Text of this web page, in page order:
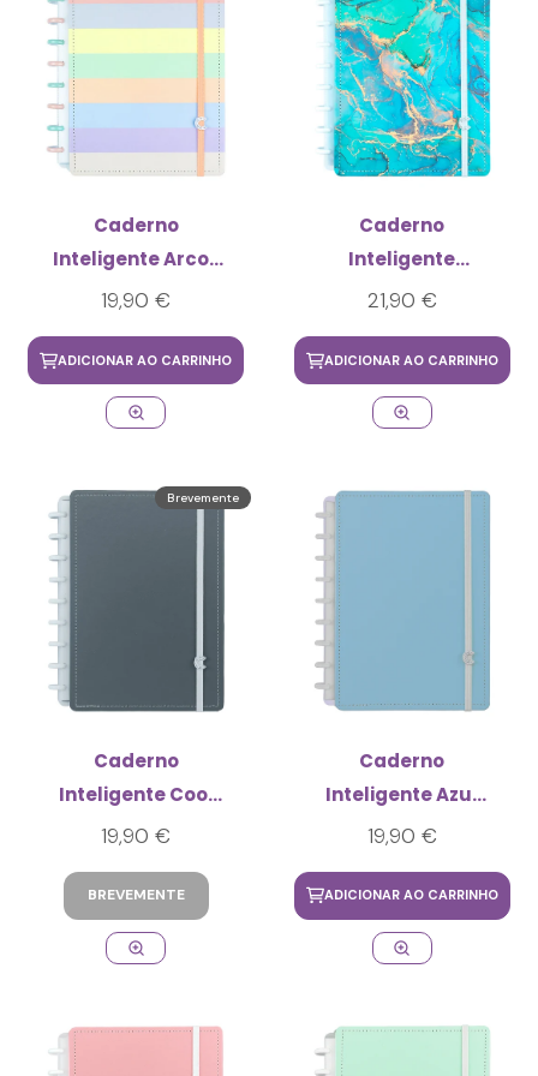
Caderno
Inteligente Arco-
Íris Pastel Médio
19,90 €
ADICIONAR AO CARRINHO
Caderno
Inteligente
Maldives Médio
21,90 €
ADICIONAR AO CARRINHO
Brevemente
Caderno
Inteligente Cool
Grey Médio
19,90 €
BREVEMENTE
Caderno
Inteligente Azul
Pastel Médio
19,90 €
ADICIONAR AO CARRINHO